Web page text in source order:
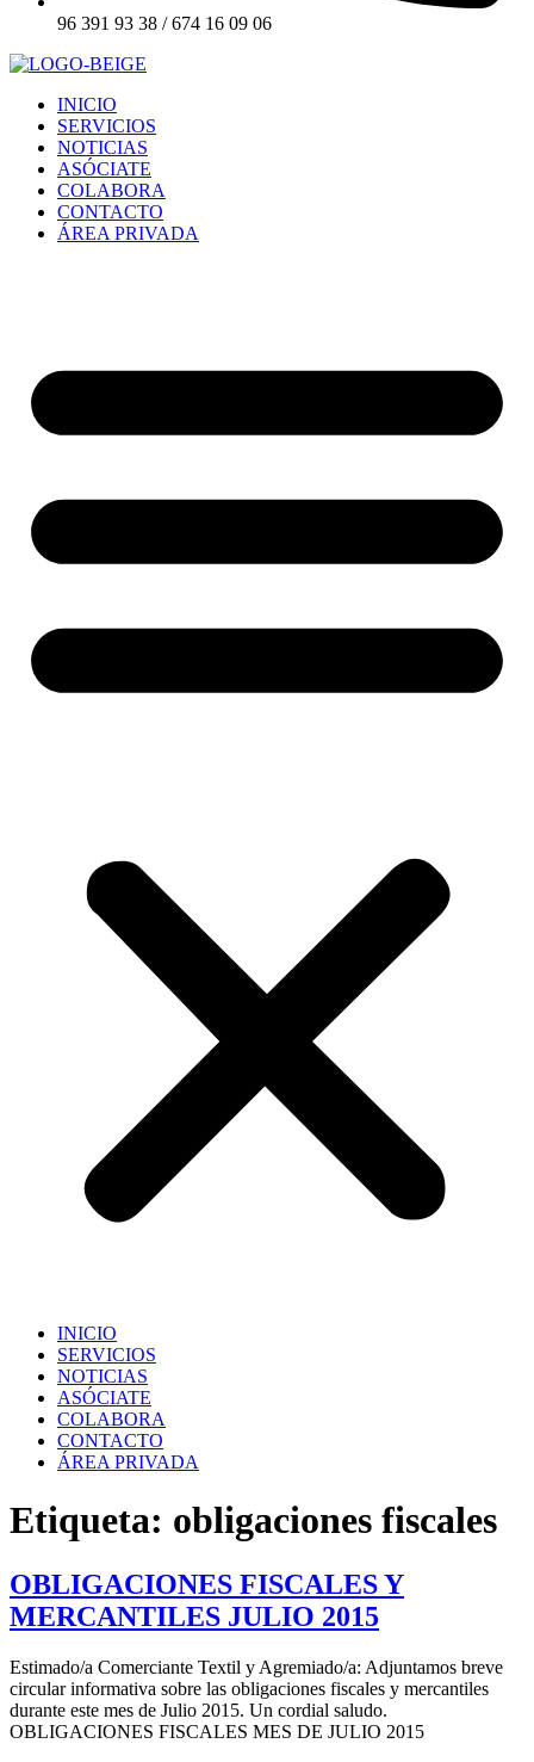
96 391 93 38 / 674 16 09 06
INICIO
SERVICIOS
NOTICIAS
ASÓCIATE
COLABORA
CONTACTO
ÁREA PRIVADA
INICIO
SERVICIOS
NOTICIAS
ASÓCIATE
COLABORA
CONTACTO
ÁREA PRIVADA
Etiqueta: obligaciones fiscales
OBLIGACIONES FISCALES Y
MERCANTILES JULIO 2015
Estimado/a Comerciante Textil y Agremiado/a: Adjuntamos breve
circular informativa sobre las obligaciones fiscales y mercantiles
durante este mes de Julio 2015. Un cordial saludo.
OBLIGACIONES FISCALES MES DE JULIO 2015